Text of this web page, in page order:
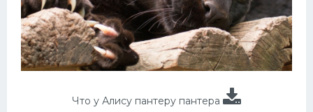
Что у Алису пантеру пантера